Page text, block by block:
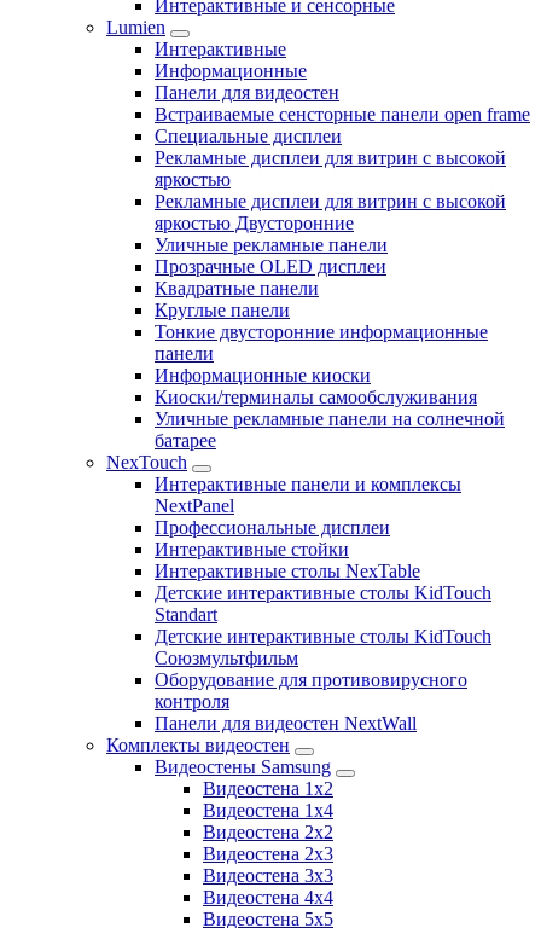
Интерактивные и сенсорные
Lumien
Интерактивные
Информационные
Панели для видеостен
Встраиваемые сенсторные панели open frame
Специальные дисплеи
Рекламные дисплеи для витрин с высокой
яркостью
Рекламные дисплеи для витрин с высокой
яркостью Двусторонние
Уличные рекламные панели
Прозрачные OLED дисплеи
Квадратные панели
Круглые панели
Тонкие двусторонние информационные
панели
Информационные киоски
Киоски/терминалы самообслуживания
Уличные рекламные панели на солнечной
батарее
NexTouch
Интерактивные панели и комплексы
NextPanel
Профессиональные дисплеи
Интерактивные стойки
Интерактивные столы NexTable
Детские интерактивные столы KidTouch
Standart
Детские интерактивные столы KidTouch
Союзмультфильм
Оборудование для противовирусного
контроля
Панели для видеостен NextWall
Комплекты видеостен
Видеостены Samsung
Видеостена 1x2
Видеостена 1x4
Видеостена 2x2
Видеостена 2х3
Видеостена 3x3
Видеостена 4x4
Видеостена 5x5